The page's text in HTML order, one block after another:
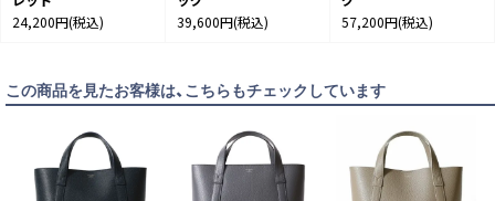
24,200円(税込)
39,600円(税込)
57,200円(税込)
この商品を見たお客様は、こちらもチェックしています